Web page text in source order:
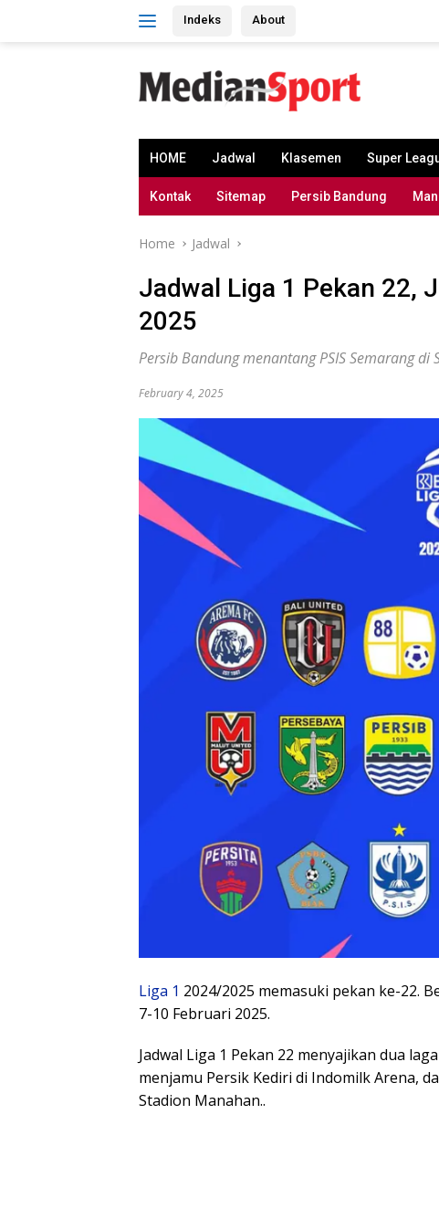
Indeks About
HOME Jadwal Klasemen Super
Kontak Sitemap Persib Bandung
Home Jadwal
Jadwal Liga 1 Pekan 22,
2025
Persib Bandung menantang PSIS Semarang
February 4, 2025
Liga 1 2024/2025 memasuki pekan ke-22.
7-10 Februari 2025.
Jadwal Liga 1 Pekan 22 menyajikan dua
menjamu Persik Kediri di Indomilk Arena,
Stadion Manahan..